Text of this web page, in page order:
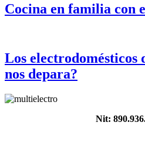
Cocina en familia con
Los electrodomésticos
nos depara?
Nit: